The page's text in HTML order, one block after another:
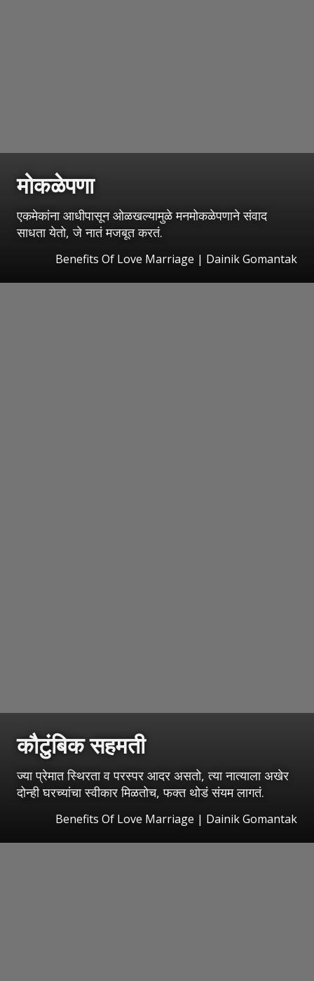
मोकळेपणा
एकमेकांना आधीपासून ओळखल्यामुळे मनमोकळेपणाने संवाद
साधता येतो, जे नातं मजबूत करतं.
Benefits Of Love Marriage | Dainik Gomantak
कौटुंबिक सहमती
ज्या प्रेमात स्थिरता व परस्पर आदर असतो, त्या नात्याला अखेर
दोन्ही घरच्यांचा स्वीकार मिळतोच, फक्त थोडं संयम लागतं.
Benefits Of Love Marriage | Dainik Gomantak